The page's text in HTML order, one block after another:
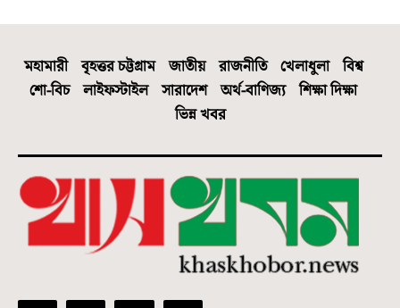
মহামারী বৃহত্তর চট্টগ্রাম জাতীয় রাজনীতি খেলাধুলা
বিশ্ব
শো-বিচ
লাইফস্টাইল সারাদেশ অর্থ-বাণিজ্য
শিক্ষা দিক্ষা
ভিন্ন খবর